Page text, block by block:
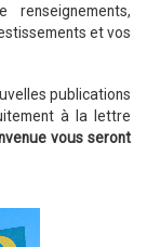
et vos
publications
à la lettre
vous seront